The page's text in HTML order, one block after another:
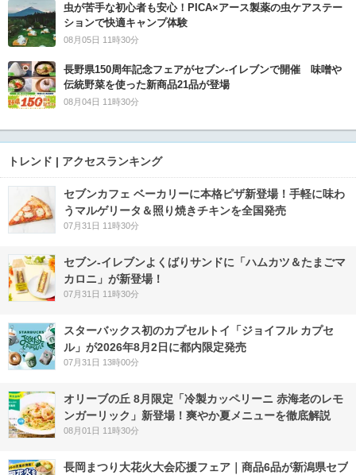
虫が苦手な初心者も安心！PICA×アース製薬の虫ケアステー
ションで快適キャンプ体験
08月05日 11時30分
長野県150周年記念フェアがセブン-イレブンで開催 味噌や
伝統野菜を使った新商品21品が登場
08月04日 11時30分
トレンド | アクセスランキング
セブンカフェ ベーカリーに本格ピザ新登場！手軽に味わ
うマルゲリータ＆照り焼きチキンを全国発売
07月31日 11時30分
セブン‐イレブンよくばりサンドに「ハムカツ＆たまごマ
カロニ」が新登場！
07月31日 11時30分
スターバックス初のカプセルトイ「ジョイフル カプセ
ル」が2026年8月2日に都内限定発売
07月31日 13時00分
オリーブの丘 8月限定「冷製カッペリーニ 赤海老のレモ
ンガーリック」新登場！爽やか夏メニューを徹底解説
08月01日 11時30分
長岡まつり大花火大会応援フェア｜商品6品が新潟県セブ